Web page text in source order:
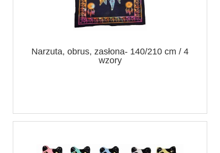
Narzuta, obrus, zasłona- 140/210 cm / 4
wzory